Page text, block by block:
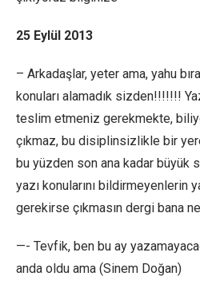
25 Eylül 2013
– Arkadaşlar, yeter ama, yahu
konuları alamadık sizden!!!!!!!
teslim etmeniz gerekmekte,
çıkmaz, bu disiplinsizlikle bir
bu yüzden son ana kadar büyük
yazı konularını bildirmeyenlerin
gerekirse çıkmasın dergi bana
—- Tevfik, ben bu ay
anda oldu ama (Sinem Doğan)